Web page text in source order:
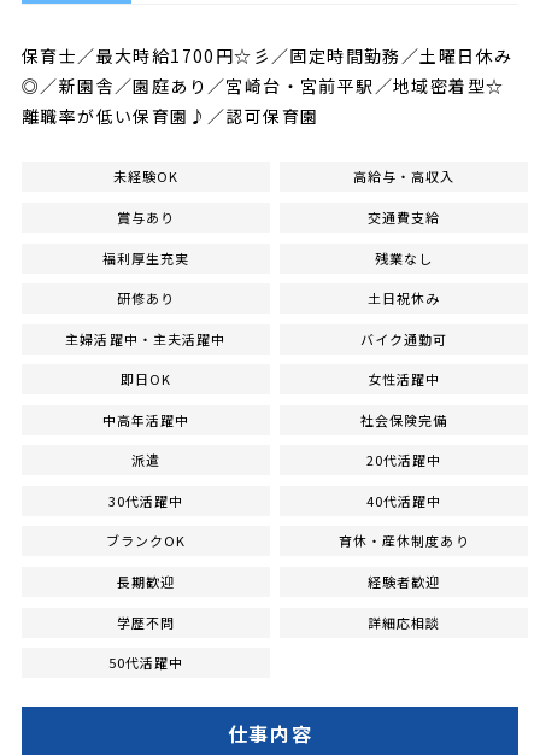
保育士／最大時給1700円☆彡／固定時間勤務／土曜日休み
◎／新園舎／園庭あり／宮崎台・宮前平駅／地域密着型☆
離職率が低い保育園♪／認可保育園
未経験OK 高給与・高収入
賞与あり 交通費支給
福利厚生充実 残業なし
研修あり 土日祝休み
主婦活躍中・主夫活躍中 バイク通勤可
即日OK 女性活躍中
中高年活躍中 社会保険完備
派遣 20代活躍中
30代活躍中 40代活躍中
ブランクOK 育休・産休制度あり
長期歓迎 経験者歓迎
学歴不問 詳細応相談
50代活躍中
仕事内容